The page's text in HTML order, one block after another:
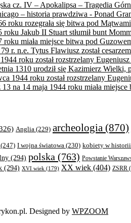
cz. IV – Apokalipsa – Tragedia
– historia prawdziwa - Ponad
roku rozegrała się bitwa pod Mątwami
roku Jakub II Stuart stłumił bunt
roku miała miejsce bitwa pod
r. n.e. Tytus Flawiusz został
roku został rozstrzelany
1310 urodził się Kazimierz Wielki,
1944 roku został rozstrzelany
na 14 maja 1944 roku miała
Anglia (229) archeologia (870)
(247) I wojna światowa (230) kobiety w historii
(294) polska (763) Powstanie
(294) XVI wiek (179) XX wiek (404) ZSRR
Designed by WPZOOM